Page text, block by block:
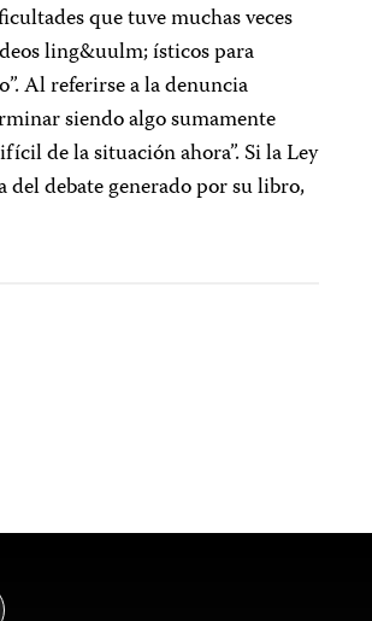
que tuve muchas veces
ling&uulm; ísticos para
Al referirse a la denuncia
siendo algo sumamente
de la situación ahora”. Si la Ley
del debate generado por su libro,
Up